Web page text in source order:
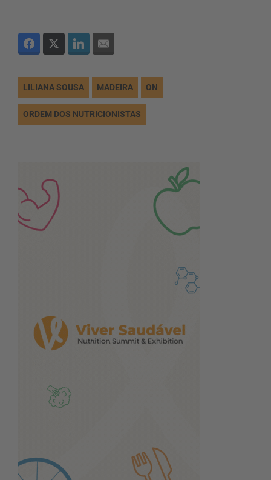
LILIANA SOUSA MADEIRA ON
ORDEM DOS NUTRICIONISTAS